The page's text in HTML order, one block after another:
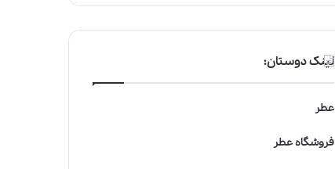
لینک دوستان:
عطر
فروشگاه عطر